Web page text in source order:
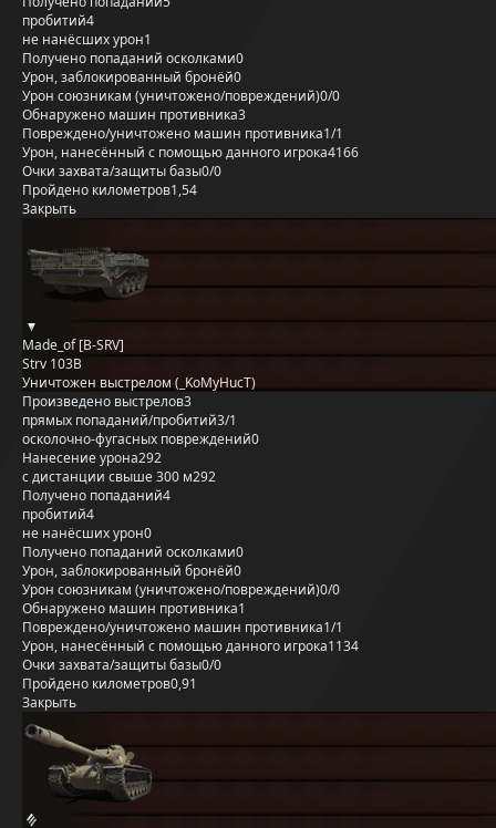
пробитий4
не нанёсших урон1
Получено попаданий осколками0
Урон, заблокированный бронёй0
Урон союзникам (уничтожено/повреждений)0/0
Обнаружено машин противника3
Повреждено/уничтожено машин противника1/1
Урон, нанесённый с помощью данного игрока4166
Очки захвата/защиты базы0/0
Пройдено километров1,54
Закрыть
Made_of [B-SRV]
Strv 103B
Уничтожен выстрелом (_KoMyHucT)
Произведено выстрелов3
прямых попаданий/пробитий3/1
осколочно-фугасных повреждений0
Нанесение урона292
с дистанции свыше 300 м292
Получено попаданий4
пробитий4
не нанёсших урон0
Получено попаданий осколками0
Урон, заблокированный бронёй0
Урон союзникам (уничтожено/повреждений)0/0
Обнаружено машин противника1
Повреждено/уничтожено машин противника1/1
Урон, нанесённый с помощью данного игрока1134
Очки захвата/защиты базы0/0
Пройдено километров0,91
Закрыть